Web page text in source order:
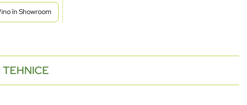
în Showroom
TEHNICE